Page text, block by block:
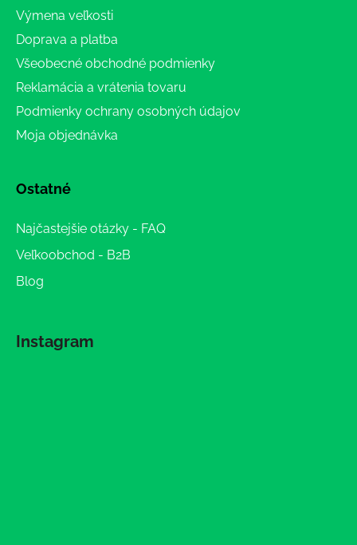
Výmena veľkosti
Doprava a platba
Všeobecné obchodné podmienky
Reklamácia a vrátenia tovaru
Podmienky ochrany osobných údajov
Moja objednávka
Ostatné
Najčastejšie otázky - FAQ
Veľkoobchod - B2B
Blog
Instagram